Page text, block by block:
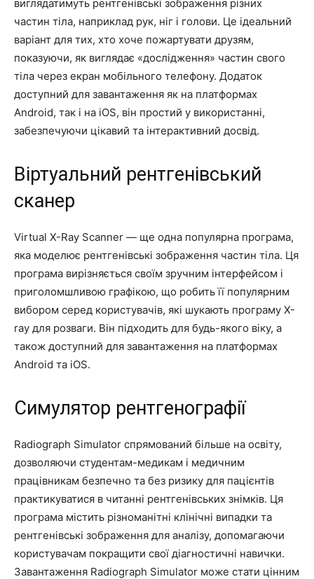
виглядатимуть рентгенівські зображення різних
частин тіла, наприклад рук, ніг і голови. Це ідеальний
варіант для тих, хто хоче пожартувати друзям,
показуючи, як виглядає «дослідження» частин свого
тіла через екран мобільного телефону. Додаток
доступний для завантаження як на платформах
Android, так і на iOS, він простий у використанні,
забезпечуючи цікавий та інтерактивний досвід.
Віртуальний рентгенівський
сканер
Virtual X-Ray Scanner — ще одна популярна програма,
яка моделює рентгенівські зображення частин тіла. Ця
програма вирізняється своїм зручним інтерфейсом і
приголомшливою графікою, що робить її популярним
вибором серед користувачів, які шукають програму X-
ray для розваги. Він підходить для будь-якого віку, а
також доступний для завантаження на платформах
Android та iOS.
Симулятор рентгенографії
Radiograph Simulator спрямований більше на освіту,
дозволяючи студентам-медикам і медичним
працівникам безпечно та без ризику для пацієнтів
практикуватися в читанні рентгенівських знімків. Ця
програма містить різноманітні клінічні випадки та
рентгенівські зображення для аналізу, допомагаючи
користувачам покращити свої діагностичні навички.
Завантаження Radiograph Simulator може стати цінним